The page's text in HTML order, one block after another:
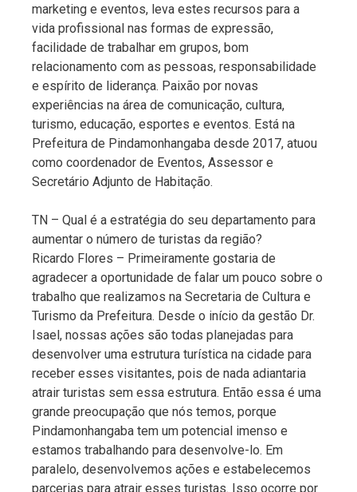
marketing e eventos, leva estes recursos para a
vida profissional nas formas de expressão,
facilidade de trabalhar em grupos, bom
relacionamento com as pessoas, responsabilidade
e espírito de liderança. Paixão por novas
experiências na área de comunicação, cultura,
turismo, educação, esportes e eventos. Está na
Prefeitura de Pindamonhangaba desde 2017, atuou
como coordenador de Eventos, Assessor e
Secretário Adjunto de Habitação.
TN – Qual é a estratégia do seu departamento para
aumentar o número de turistas da região?
Ricardo Flores – Primeiramente gostaria de
agradecer a oportunidade de falar um pouco sobre o
trabalho que realizamos na Secretaria de Cultura e
Turismo da Prefeitura. Desde o início da gestão Dr.
Isael, nossas ações são todas planejadas para
desenvolver uma estrutura turística na cidade para
receber esses visitantes, pois de nada adiantaria
atrair turistas sem essa estrutura. Então essa é uma
grande preocupação que nós temos, porque
Pindamonhangaba tem um potencial imenso e
estamos trabalhando para desenvolve-lo. Em
paralelo, desenvolvemos ações e estabelecemos
parcerias para atrair esses turistas. Isso ocorre por